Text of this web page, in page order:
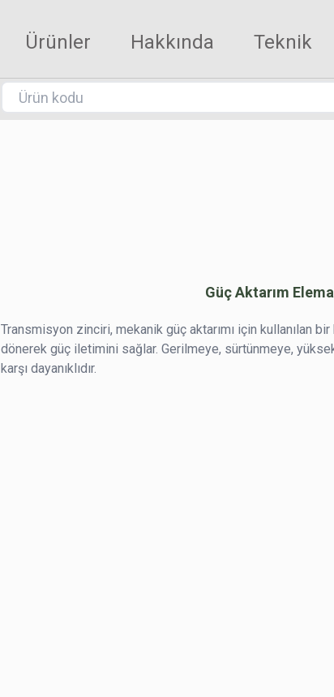
Ürünler Hakkında Teknik
Güç Aktarım
Transmisyon zinciri, mekanik güç aktarımı için kullanılan
dönerek güç iletimini sağlar. Gerilmeye, sürtünmeye,
karşı dayanıklıdır.